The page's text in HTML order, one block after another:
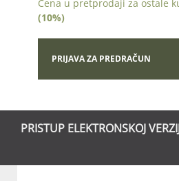
Cena u pretprodaji za ostale
(10%)
PRIJAVA ZA PREDRAČUN
PRISTUP ELEKTRONSKOJ